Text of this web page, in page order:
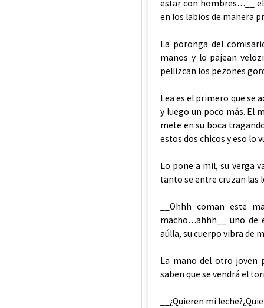
estar con hombres…__
en los labios de manera
La poronga del
manos y lo pajean
pellizcan los pezones
Lea es el primero que se
y luego un poco más. El
mete en su boca
estos dos chicos y eso lo
Lo pone a mil, su verga
tanto se entre cruzan las
__Ohhh coman este
macho…ahhh__ uno de
aúlla, su cuerpo vibra de
La mano del otro joven
saben que se vendrá el
__¿Quieren mi